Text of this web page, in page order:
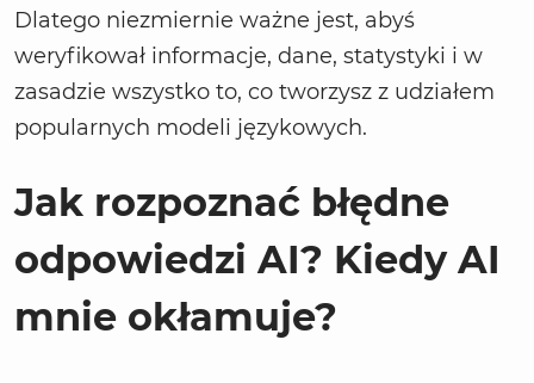
Dlatego niezmiernie ważne jest, abyś
weryfikował informacje, dane, statystyki i w
zasadzie wszystko to, co tworzysz z udziałem
popularnych modeli językowych.
Jak rozpoznać błędne
odpowiedzi AI? Kiedy AI
mnie okłamuje?